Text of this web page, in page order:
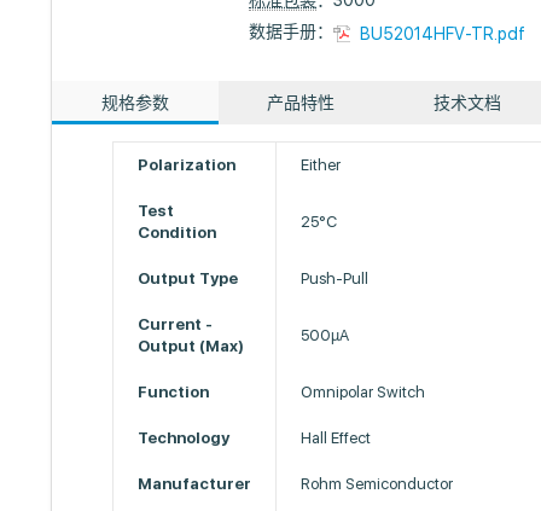
数据手册：
BU52014HFV-TR.pdf
规格参数 产品特性 技术文档
Polarization Either
Test
Condition
25°C
Output Type Push-Pull
Current -
Output (Max)
500µA
Function Omnipolar Switch
Technology Hall Effect
Manufacturer Rohm Semiconductor